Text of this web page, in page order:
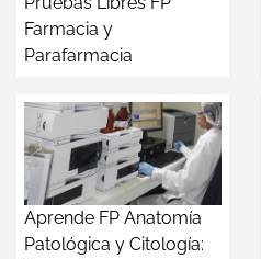
Farmacia y
Parafarmacia
Aprende FP Anatomía
Patológica y Citología: